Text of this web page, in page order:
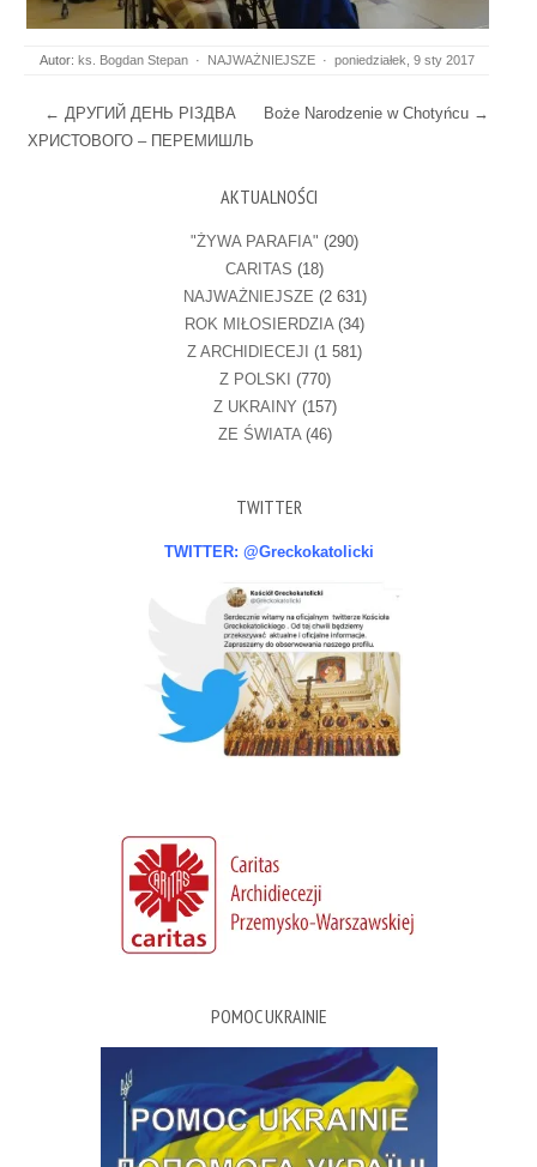
Autor: ks. Bogdan Stepan · NAJWAŻNIEJSZE · poniedziałek, 9 sty 2017
Post navigation
← ДРУГИЙ ДЕНЬ РІЗДВА
ХРИСТОВОГО – ПЕРЕМИШЛЬ
Boże Narodzenie w Chotyńcu →
AKTUALNOŚCI
"ŻYWA PARAFIA" (290)
CARITAS (18)
NAJWAŻNIEJSZE (2 631)
ROK MIŁOSIERDZIA (34)
Z ARCHIDIECEJI (1 581)
Z POLSKI (770)
Z UKRAINY (157)
ZE ŚWIATA(46)
TWITTER
TWITTER: @Greckokatolicki
POMOC UKRAINIE